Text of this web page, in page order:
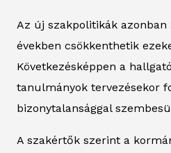
Az új szakpolitikák azonban
években csökkenthetik
Következésképpen a
tanulmányok tervezésekor
bizonytalansággal
A szakértők szerint a